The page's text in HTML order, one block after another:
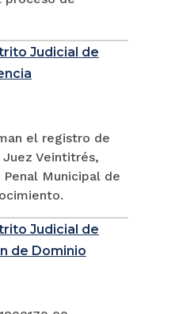
Judicial de
el registro de
Veintitrés,
Municipal de
Judicial de
de Dominio